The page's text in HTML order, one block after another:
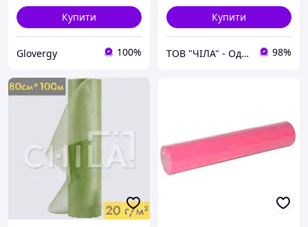
Купити
Glovergy 100%
Купити
ТОВ "ЧІЛА" - Одноразова продукція 98%